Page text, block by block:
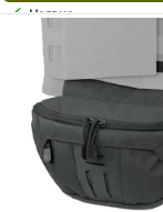
Наявне